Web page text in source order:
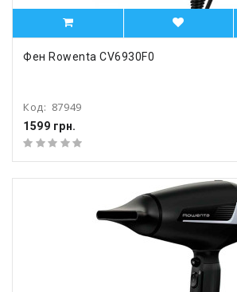
Фен Rowenta CV6930F0
Код: 87949
1599 грн.